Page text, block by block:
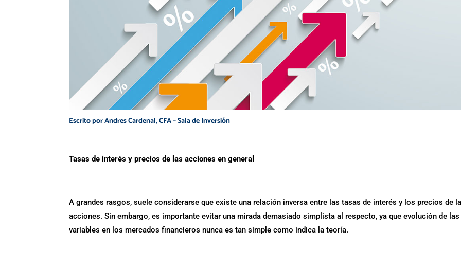
Escrito por Andres Cardenal, CFA – Sala de Inversión
Tasas de interés y precios de las acciones en general
A grandes rasgos, suele considerarse que existe una relación inversa entre las tasas de interés y los precios de
acciones. Sin embargo, es importante evitar una mirada demasiado simplista al respecto, ya que evolución de las
variables en los mercados financieros nunca es tan simple como indica la teoría.